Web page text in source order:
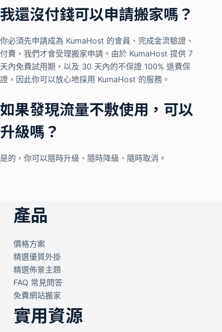
我還沒付錢可以申請搬家嗎？
你必須先申請成為 KumaHost 的會員、完成金流驗證、
付費，我們才會受理搬家申請。由於 KumaHost 提供 7
天內免費試用期，以及 30 天內的不保證 100% 退費保
證，因此你可以放心地採用 KumaHost 的服務。
如果發現流量不敷使用，可以
升級嗎？
是的，你可以隨時升級、隨時降級、隨時取消。
產品
價格方案
精選優質外掛
精選佈景主題
FAQ 常見問答
免費網站搬家
實用資源